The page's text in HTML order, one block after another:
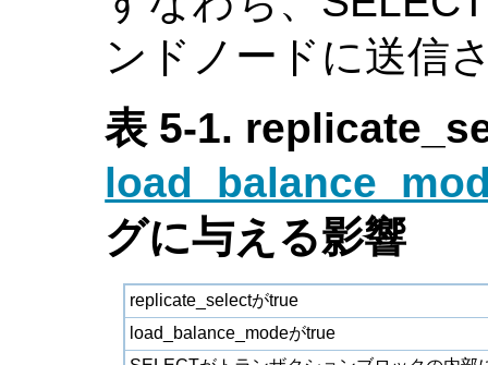
ンドノードに送信
表 5-1.
グに与える影響
replicate_selectがtrue
load_balance_modeがtrue